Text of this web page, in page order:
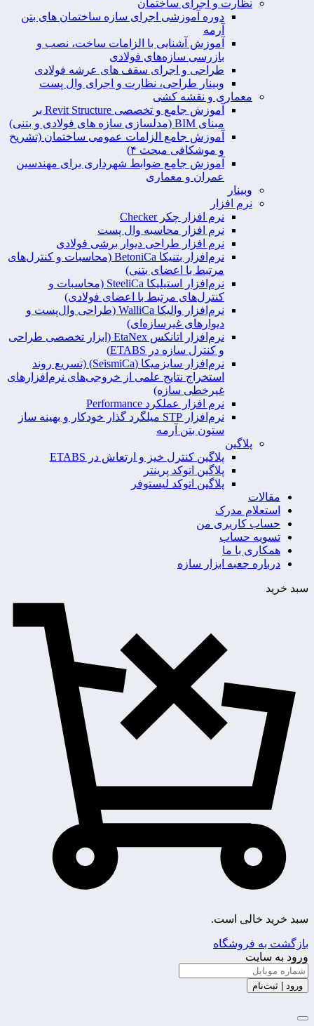
نظارت و اجرای ساختمان
دوره آموزشی اجرای سازه ساختمان های بتن
آرمه
آموزش آشنایی با الزامات ساخت، نصب و
بازرسی سازه‌های فولادی
طراحی و اجرای سقف های عرشه فولادی
وبینار طراحی، نظارت و اجرای وال پست
معماری و نقشه کشی
آموزش جامع و تخصصی Revit Structure بر
مبنای BIM (مدلسازی سازه های فولادی و بتنی)
آموزش جامع الزامات عمومی ساختمان (تشریح
و موشکافی مبحث ۴)
آموزش جامع ضوابط شهرداری برای مهندسین
عمران و معماری
وبینار
نرم افزار
نرم افزار چکر Checker
نرم افزار محاسبه وال پست
نرم افزار طراحی دیوار برشی فولادی
نرم‌افزار بتنیکا BetoniCa (محاسبات و کنترل‌های
مرتبط با اعضای بتنی)
نرم‌افزار استیلیکا SteeliCa (محاسبات و
کنترل‌های مرتبط با اعضای فولادی)
نرم‌افزار والیکا WalliCa (طراحی وال‌پست و
دیوارهای غیرسازه‌ای)
نرم‌افزار اتانکس EtaNex (ابزار تخصصی طراحی
و کنترل سازه در ETABS)
نرم‌افزار سایزمیکا (SeismiCa) (تسریع روند
استخراج نتایج علمی از خروجی‌های نرم‌افزارهای
غیرخطی سازه)
نرم افزار عملکرد Performance
نرم‌افزار STP میلگرد گذار خودکار و بهینه ساز
ستون بتن آرمه
پلاگین
پلاگین کنترل خیز و ارتعاش در ETABS
پلاگین اتوکد پرینتر
پلاگین اتوکد لیستوفر
مقالات
استعلام مدرک
حساب کاربری من
تسویه حساب
همکاری با ما
درباره جعبه ابزار سازه
سبد خرید
سبد خرید خالی است.
بازگشت به فروشگاه
ورود به سایت
ورود | ثبت‌نام